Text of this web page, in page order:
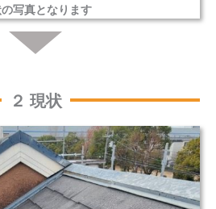
写真となります
２ 現状